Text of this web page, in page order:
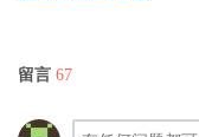
留言 67